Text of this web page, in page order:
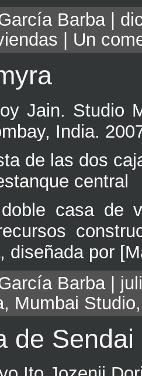
Barba |
Un
Jain. Studio
India.
de las dos
central
casa de
diseñada por
Barba |
, Mumbai Studio
de Sendai